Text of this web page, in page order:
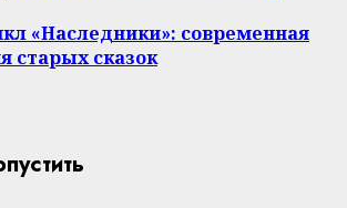
«Наследники»: современная
старых сказок